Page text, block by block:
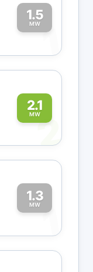
1.5
MW1
2.1
MW2
1.3
MW1